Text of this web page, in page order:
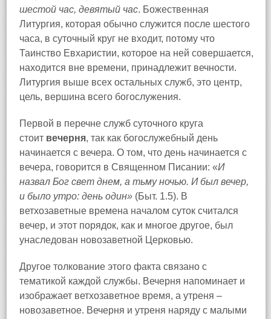
шестой час, девятый час. Божественная
Литургия, которая обычно служится после шестого
часа, в суточный круг не входит, потому что
Таинство Евхаристии, которое на ней совершается,
находится вне времени, принадлежит вечности.
Литургия выше всех остальных служб, это центр,
цель, вершина всего богослужения.
Первой в перечне служб суточного круга
стоит вечерня, так как богослужебный день
начинается с вечера. О том, что день начинается с
вечера, говорится в Священном Писании: «И
назвал Бог свет днем, а тьму ночью. И был вечер,
и было утро: день один» (Быт. 1.5). В
ветхозаветные времена началом суток считался
вечер, и этот порядок, как и многое другое, был
унаследован новозаветной Церковью.
Другое толкование этого факта связано с
тематикой каждой службы. Вечерня напоминает и
изображает ветхозаветное время, а утреня –
новозаветное. Вечерня и утреня наряду с малыми